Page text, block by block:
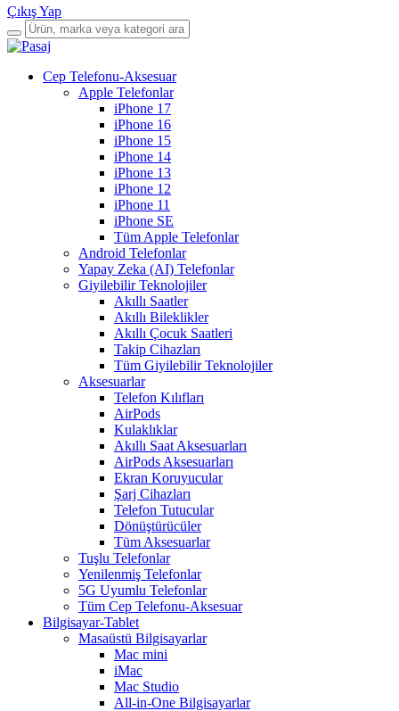
Çıkış Yap
Cep Telefonu-Aksesuar
Apple Telefonlar
iPhone 17
iPhone 16
iPhone 15
iPhone 14
iPhone 13
iPhone 12
iPhone 11
iPhone SE
Tüm Apple Telefonlar
Android Telefonlar
Yapay Zeka (AI) Telefonlar
Giyilebilir Teknolojiler
Akıllı Saatler
Akıllı Bileklikler
Akıllı Çocuk Saatleri
Takip Cihazları
Tüm Giyilebilir Teknolojiler
Aksesuarlar
Telefon Kılıfları
AirPods
Kulaklıklar
Akıllı Saat Aksesuarları
AirPods Aksesuarları
Ekran Koruyucular
Şarj Cihazları
Telefon Tutucular
Dönüştürücüler
Tüm Aksesuarlar
Tuşlu Telefonlar
Yenilenmiş Telefonlar
5G Uyumlu Telefonlar
Tüm Cep Telefonu-Aksesuar
Bilgisayar-Tablet
Masaüstü Bilgisayarlar
Mac mini
iMac
Mac Studio
All-in-One Bilgisayarlar